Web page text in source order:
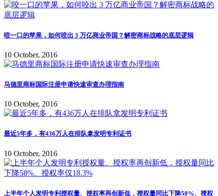
咬一口的苹果，如何咬出 3 万亿商业帝国？解密商标战略的底层逻辑
10 October, 2016
马德里商标国际注册申请快速审查办理指南
10 October, 2016
最近5年多，有436万人在排队拿发明专利证书
10 October, 2016
上半年个人发明专利授权量、授权率再创新低，授权量同比下降58%、授权